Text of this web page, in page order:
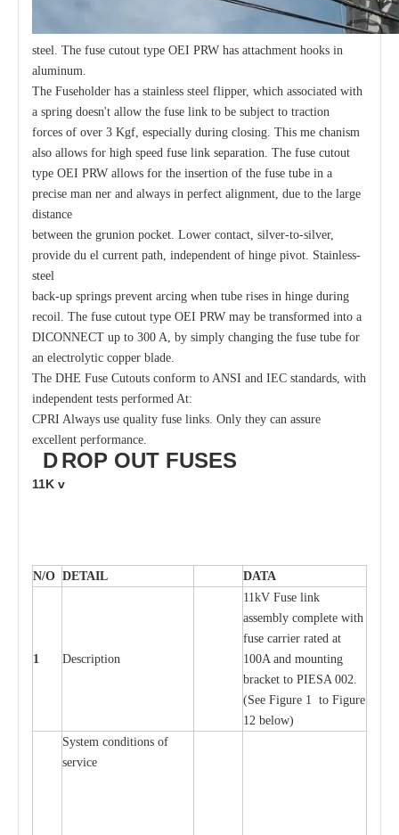
steel. The fuse cutout type OEI PRW has attachment hooks in
aluminum.
The Fuseholder has a stainless steel flipper, which associated with
a spring doesn't allow the fuse link to be subject to traction
forces of over 3 Kgf, especially during closing. This me chanism
also allows for high speed fuse link separation. The fuse cutout
type OEI PRW allows for the insertion of the fuse tube in a
precise man ner and always in perfect alignment, due to the large
distance
between the grunion pocket. Lower contact, silver-to-silver,
provide du el current path, independent of hinge pivot. Stainless-
steel
back-up springs prevent arcing when tube rises in hinge during
recoil. The fuse cutout type OEI PRW may be transformed into a
DICONNECT up to 300 A, by simply changing the fuse tube for
an electrolytic copper blade.
The DHE Fuse Cutouts conform to ANSI and IEC standards, with
independent tests performed At:
CPRI Always use quality fuse links. Only they can assure
excellent performance.
DROP OUT FUSES
11K v
N/O DETAIL DATA
1 Description
11kV Fuse link
assembly complete with
fuse carrier rated at
100A and mounting
bracket to PIESA 002.
(See Figure 1 to Figure
12 below)
System conditions of
service